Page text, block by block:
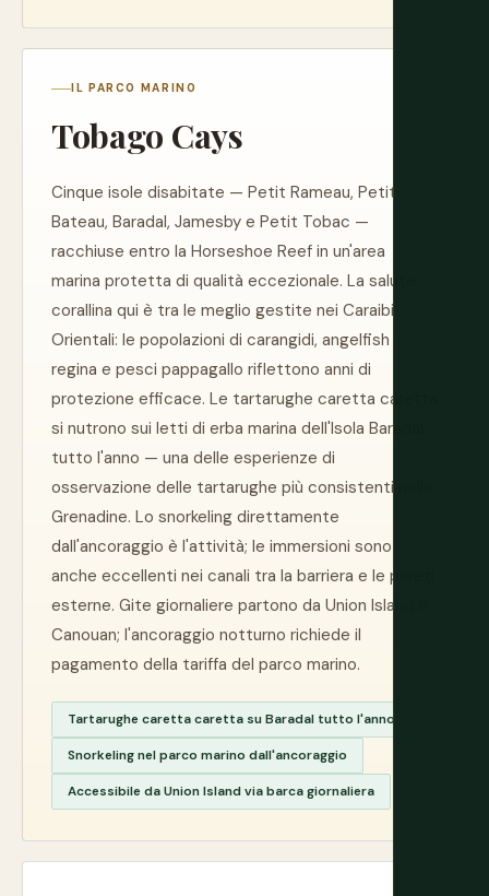
IL PARCO MARINO
Tobago Cays
Cinque isole disabitate — Petit Rameau, Petit
Bateau, Baradal, Jamesby e Petit Tobac —
racchiuse entro la Horseshoe Reef in un'area
marina protetta di qualità eccezionale. La salute
corallina qui è tra le meglio gestite nei Caraibi
Orientali: le popolazioni di carangidi, angelfish
regina e pesci pappagallo riflettono anni di
protezione efficace. Le tartarughe caretta caretta
si nutrono sui letti di erba marina dell'Isola Baradal
tutto l'anno — una delle esperienze di
osservazione delle tartarughe più consistenti nelle
Grenadine. Lo snorkeling direttamente
dall'ancoraggio è l'attività; le immersioni sono
anche eccellenti nei canali tra la barriera e le pareti
esterne. Gite giornaliere partono da Union Island e
Canouan; l'ancoraggio notturno richiede il
pagamento della tariffa del parco marino.
Tartarughe caretta caretta su Baradal tutto l'anno
Snorkeling nel parco marino dall'ancoraggio
Accessibile da Union Island via barca giornaliera